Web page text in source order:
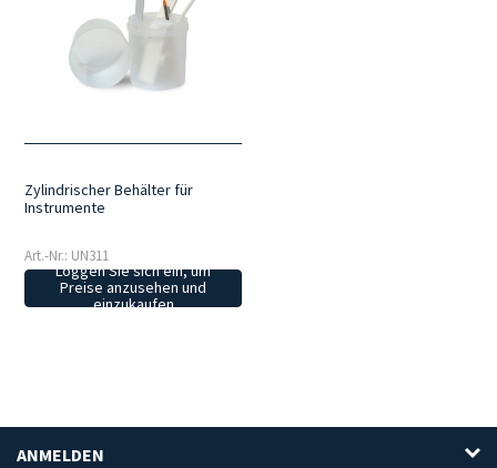
Zylindrischer Behälter für
Instrumente
Art.-Nr.: UN311
Loggen Sie sich ein, um
Preise anzusehen und
einzukaufen
ANMELDEN